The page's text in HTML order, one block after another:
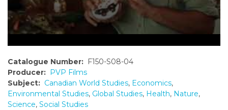
Catalogue Number: F150-S08-04
Producer: PVP Films
Subject: Canadian World Studies, Economics,
Environmental Studies, Global Studies, Health, Nature,
Science, Social Studies